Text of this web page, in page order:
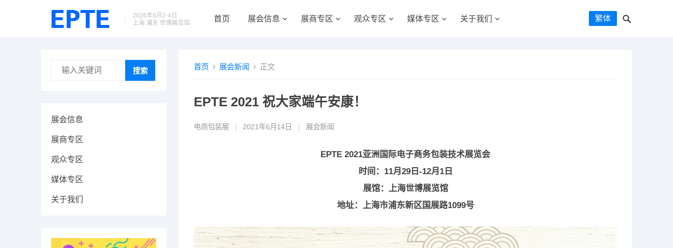
2026年6月2-4日
上海 浦东 世博展览馆
首页 展会信息 展商专区 观众专区 媒体专区 关于我们 繁体
首页 展会新闻 正文
EPTE 2021 祝大家端午安康！
电商包装展 | 2021年6月14日 | 展会新闻
EPTE 2021亚洲国际电子商务包装技术展览会
时间：11月29日-12月1日
展馆：上海世博展览馆
地址：上海市浦东新区国展路1099号
搜索
展会信息
展商专区
观众专区
媒体专区
关于我们